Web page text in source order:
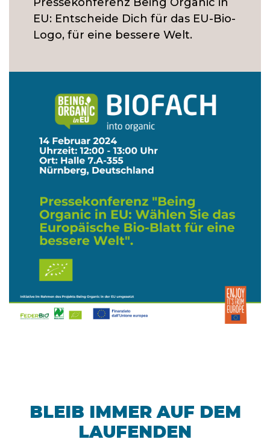
EU: Entscheide Dich für das EU-Bio-
Logo, für eine bessere Welt.
BLEIB IMMER AUF DEM
LAUFENDEN